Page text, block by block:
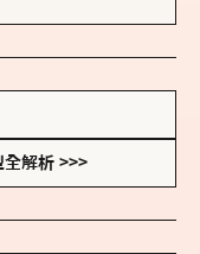
全解析 >>>